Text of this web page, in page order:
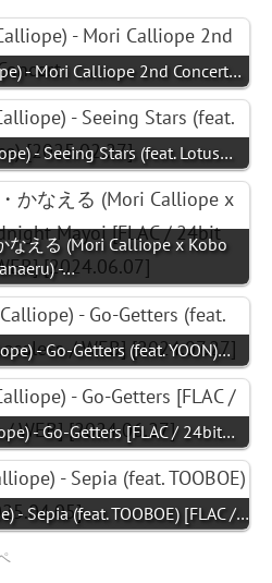
- Mori Calliope 2nd Concert…
- Seeing Stars (feat. Lotus…
える (Mori Calliope x Kobo
-…
- Go-Getters (feat. YOON)…
- Go-Getters [FLAC / 24bit…
- Sepia (feat. TOOBOE) [FLAC /…